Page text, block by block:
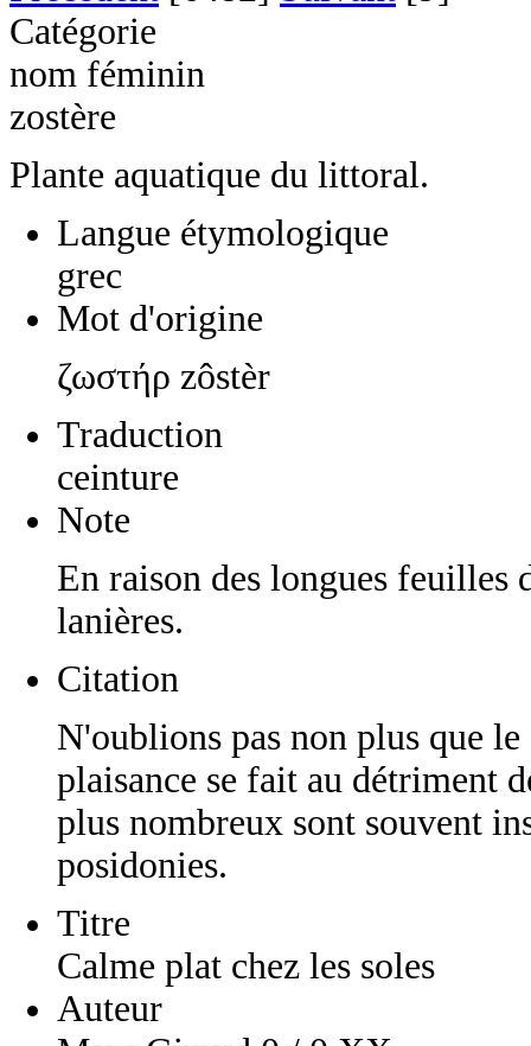
Catégorie
nom féminin
zostère
Plante aquatique du littoral.
Langue étymologique
grec
Mot d'origine
ζωστήρ zôstèr
Traduction
ceinture
Note
En raison des longues feuilles
lanières.
Citation
N'oublions pas non plus que
plaisance se fait au détriment
plus nombreux sont souvent
posidonies.
Titre
Calme plat chez les soles
Auteur